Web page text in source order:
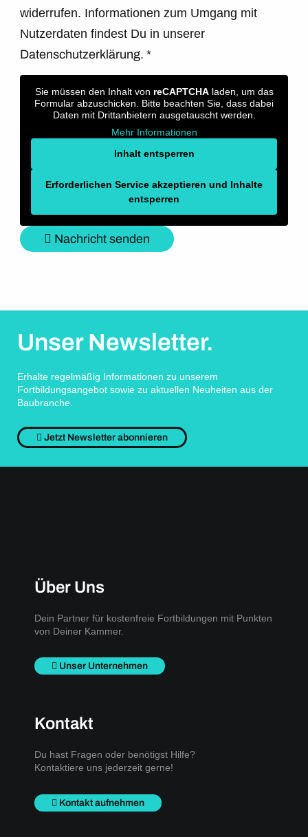
widerrufen. Informationen zum Umgang mit
Nutzerdaten findest Du in unserer
Datenschutzerklärung.*
Sie müssen den Inhalt von reCAPTCHAladen, um das
Formular abzuschicken. Bitte beachten Sie, dass dabei
Daten mit Drittanbietern ausgetauscht werden.
Mehr Informationen
Inhalt entsperren
Erforderlichen Service akzeptieren und Inhalte
entsperren
Nachricht senden
Unser Newsletter.
Erhalte regelmäßig Informationen zu unserem
Fortbildungsangebot sowie zu aktuellen Neuheiten aus der
Baubranche.
Jetzt Newsletter abonnieren
Über Uns
Dein Partner für kostenfreie Fortbildungen mit Punkten
von Deiner Kammer.
Unser Unternehmen
Kontakt
Du hast Fragen oder benötigst Hilfe?
Kontaktiere uns jederzeit gerne!
Kontakt aufnehmen